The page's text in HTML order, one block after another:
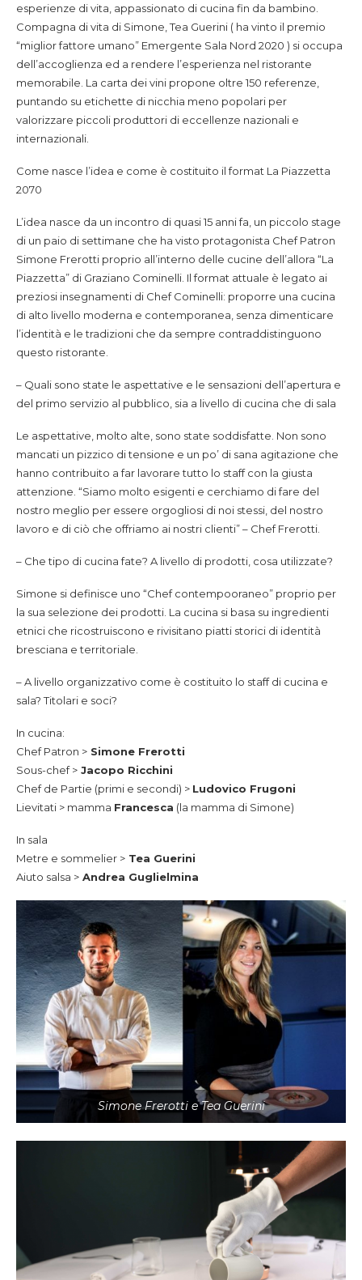
esperienze di vita, appassionato di cucina fin da bambino.
Compagna di vita di Simone, Tea Guerini ( ha vinto il premio
“miglior fattore umano” Emergente Sala Nord 2020 ) si occupa
dell’accoglienza ed a rendere l’esperienza nel ristorante
memorabile. La carta dei vini propone oltre 150 referenze,
puntando su etichette di nicchia meno popolari per
valorizzare piccoli produttori di eccellenze nazionali e
internazionali.
Come nasce l’idea e come è costituito il format La Piazzetta
2070
L’idea nasce da un incontro di quasi 15 anni fa, un piccolo stage
di un paio di settimane che ha visto protagonista Chef Patron
Simone Frerotti proprio all’interno delle cucine dell’allora “La
Piazzetta” di Graziano Cominelli. Il format attuale è legato ai
preziosi insegnamenti di Chef Cominelli: proporre una cucina
di alto livello moderna e contemporanea, senza dimenticare
l’identità e le tradizioni che da sempre contraddistinguono
questo ristorante.
– Quali sono state le aspettative e le sensazioni dell’apertura e
del primo servizio al pubblico, sia a livello di cucina che di sala
Le aspettative, molto alte, sono state soddisfatte. Non sono
mancati un pizzico di tensione e un po’ di sana agitazione che
hanno contribuito a far lavorare tutto lo staff con la giusta
attenzione. “Siamo molto esigenti e cerchiamo di fare del
nostro meglio per essere orgogliosi di noi stessi, del nostro
lavoro e di ciò che offriamo ai nostri clienti” – Chef Frerotti.
– Che tipo di cucina fate? A livello di prodotti, cosa utilizzate?
Simone si definisce uno “Chef contempooraneo” proprio per
la sua selezione dei prodotti. La cucina si basa su ingredienti
etnici che ricostruiscono e rivisitano piatti storici di identità
bresciana e territoriale.
– A livello organizzativo come è costituito lo staff di cucina e
sala? Titolari e soci?
In cucina:
Chef Patron > Simone Frerotti
Sous-chef > Jacopo Ricchini
Chef de Partie (primi e secondi) > Ludovico Frugoni
Lievitati > mamma Francesca (la mamma di Simone)
In sala
Metre e sommelier > Tea Guerini
Aiuto salsa > Andrea Guglielmina
Simone Frerotti e Tea Guerini